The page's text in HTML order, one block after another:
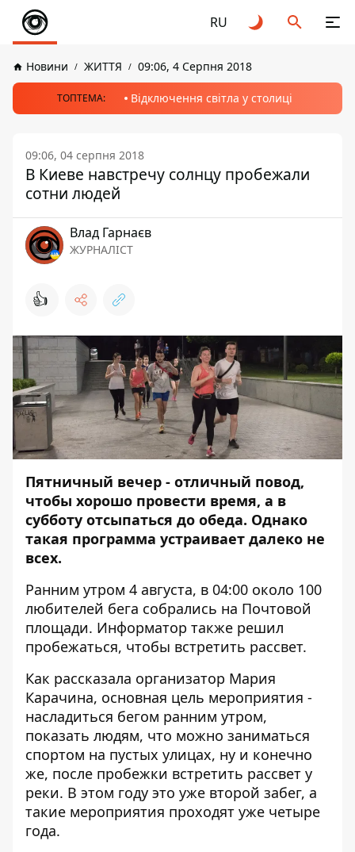
RU
Новини ЖИТТЯ 09:06, 4 Серпня 2018
ТОПТЕМА: Відключення світла у столиці
09:06, 04 серпня 2018
В Киеве навстречу солнцу пробежали
сотни людей
Влад Гарнаєв
ЖУРНАЛІСТ
👍
Пятничный вечер - отличный повод,
чтобы хорошо провести время, а в
субботу отсыпаться до обеда. Однако
такая программа устраивает далеко не
всех.
Ранним утром 4 августа, в 04:00 около 100
любителей бега собрались на Почтовой
площади. Информатор также решил
пробежаться, чтобы встретить рассвет.
Как рассказала организатор Мария
Карачина, основная цель мероприятия -
насладиться бегом ранним утром,
показать людям, что можно заниматься
спортом на пустых улицах, ну и конечно
же, после пробежки встретить рассвет у
реки. В этом году это уже второй забег, а
такие мероприятия проходят уже четыре
года.